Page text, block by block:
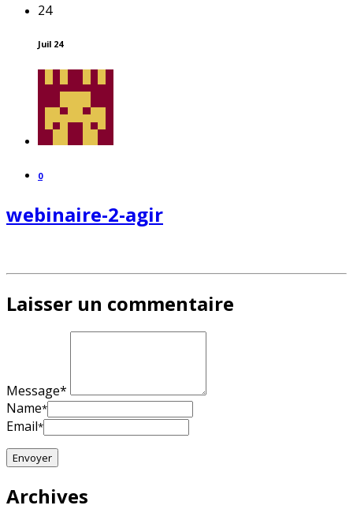
24
Juil 24
0
webinaire-2-agir
Laisser un commentaire
Message*
Name*
Email*
Archives